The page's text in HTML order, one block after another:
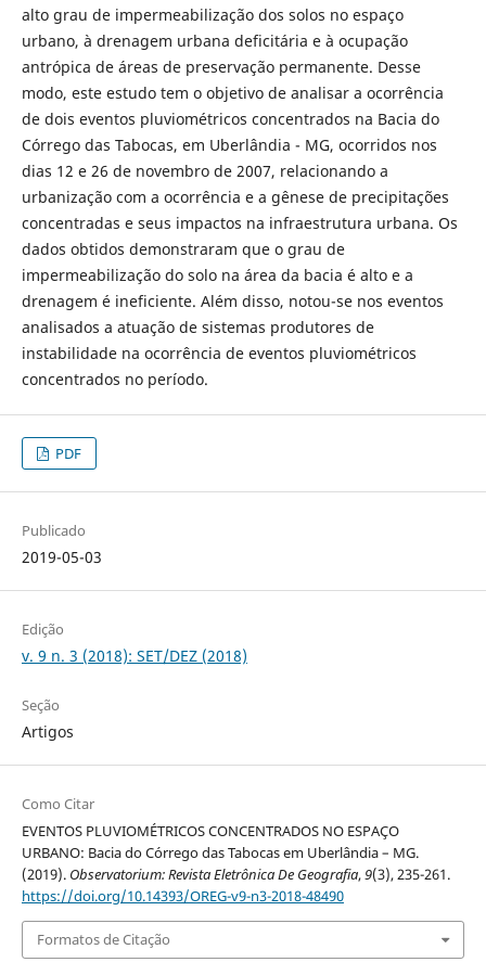
alto grau de impermeabilização dos solos no espaço
urbano, à drenagem urbana deficitária e à ocupação
antrópica de áreas de preservação permanente. Desse
modo, este estudo tem o objetivo de analisar a ocorrência
de dois eventos pluviométricos concentrados na Bacia do
Córrego das Tabocas, em Uberlândia - MG, ocorridos nos
dias 12 e 26 de novembro de 2007, relacionando a
urbanização com a ocorrência e a gênese de precipitações
concentradas e seus impactos na infraestrutura urbana. Os
dados obtidos demonstraram que o grau de
impermeabilização do solo na área da bacia é alto e a
drenagem é ineficiente. Além disso, notou-se nos eventos
analisados a atuação de sistemas produtores de
instabilidade na ocorrência de eventos pluviométricos
concentrados no período.
PDF
Publicado
2019-05-03
Edição
v. 9 n. 3 (2018): SET/DEZ (2018)
Seção
Artigos
Como Citar
EVENTOS PLUVIOMÉTRICOS CONCENTRADOS NO ESPAÇO
URBANO: Bacia do Córrego das Tabocas em Uberlândia – MG.
(2019). Observatorium: Revista Eletrônica De Geografia,9(3), 235-261.
https://doi.org/10.14393/OREG-v9-n3-2018-48490
Formatos de Citação